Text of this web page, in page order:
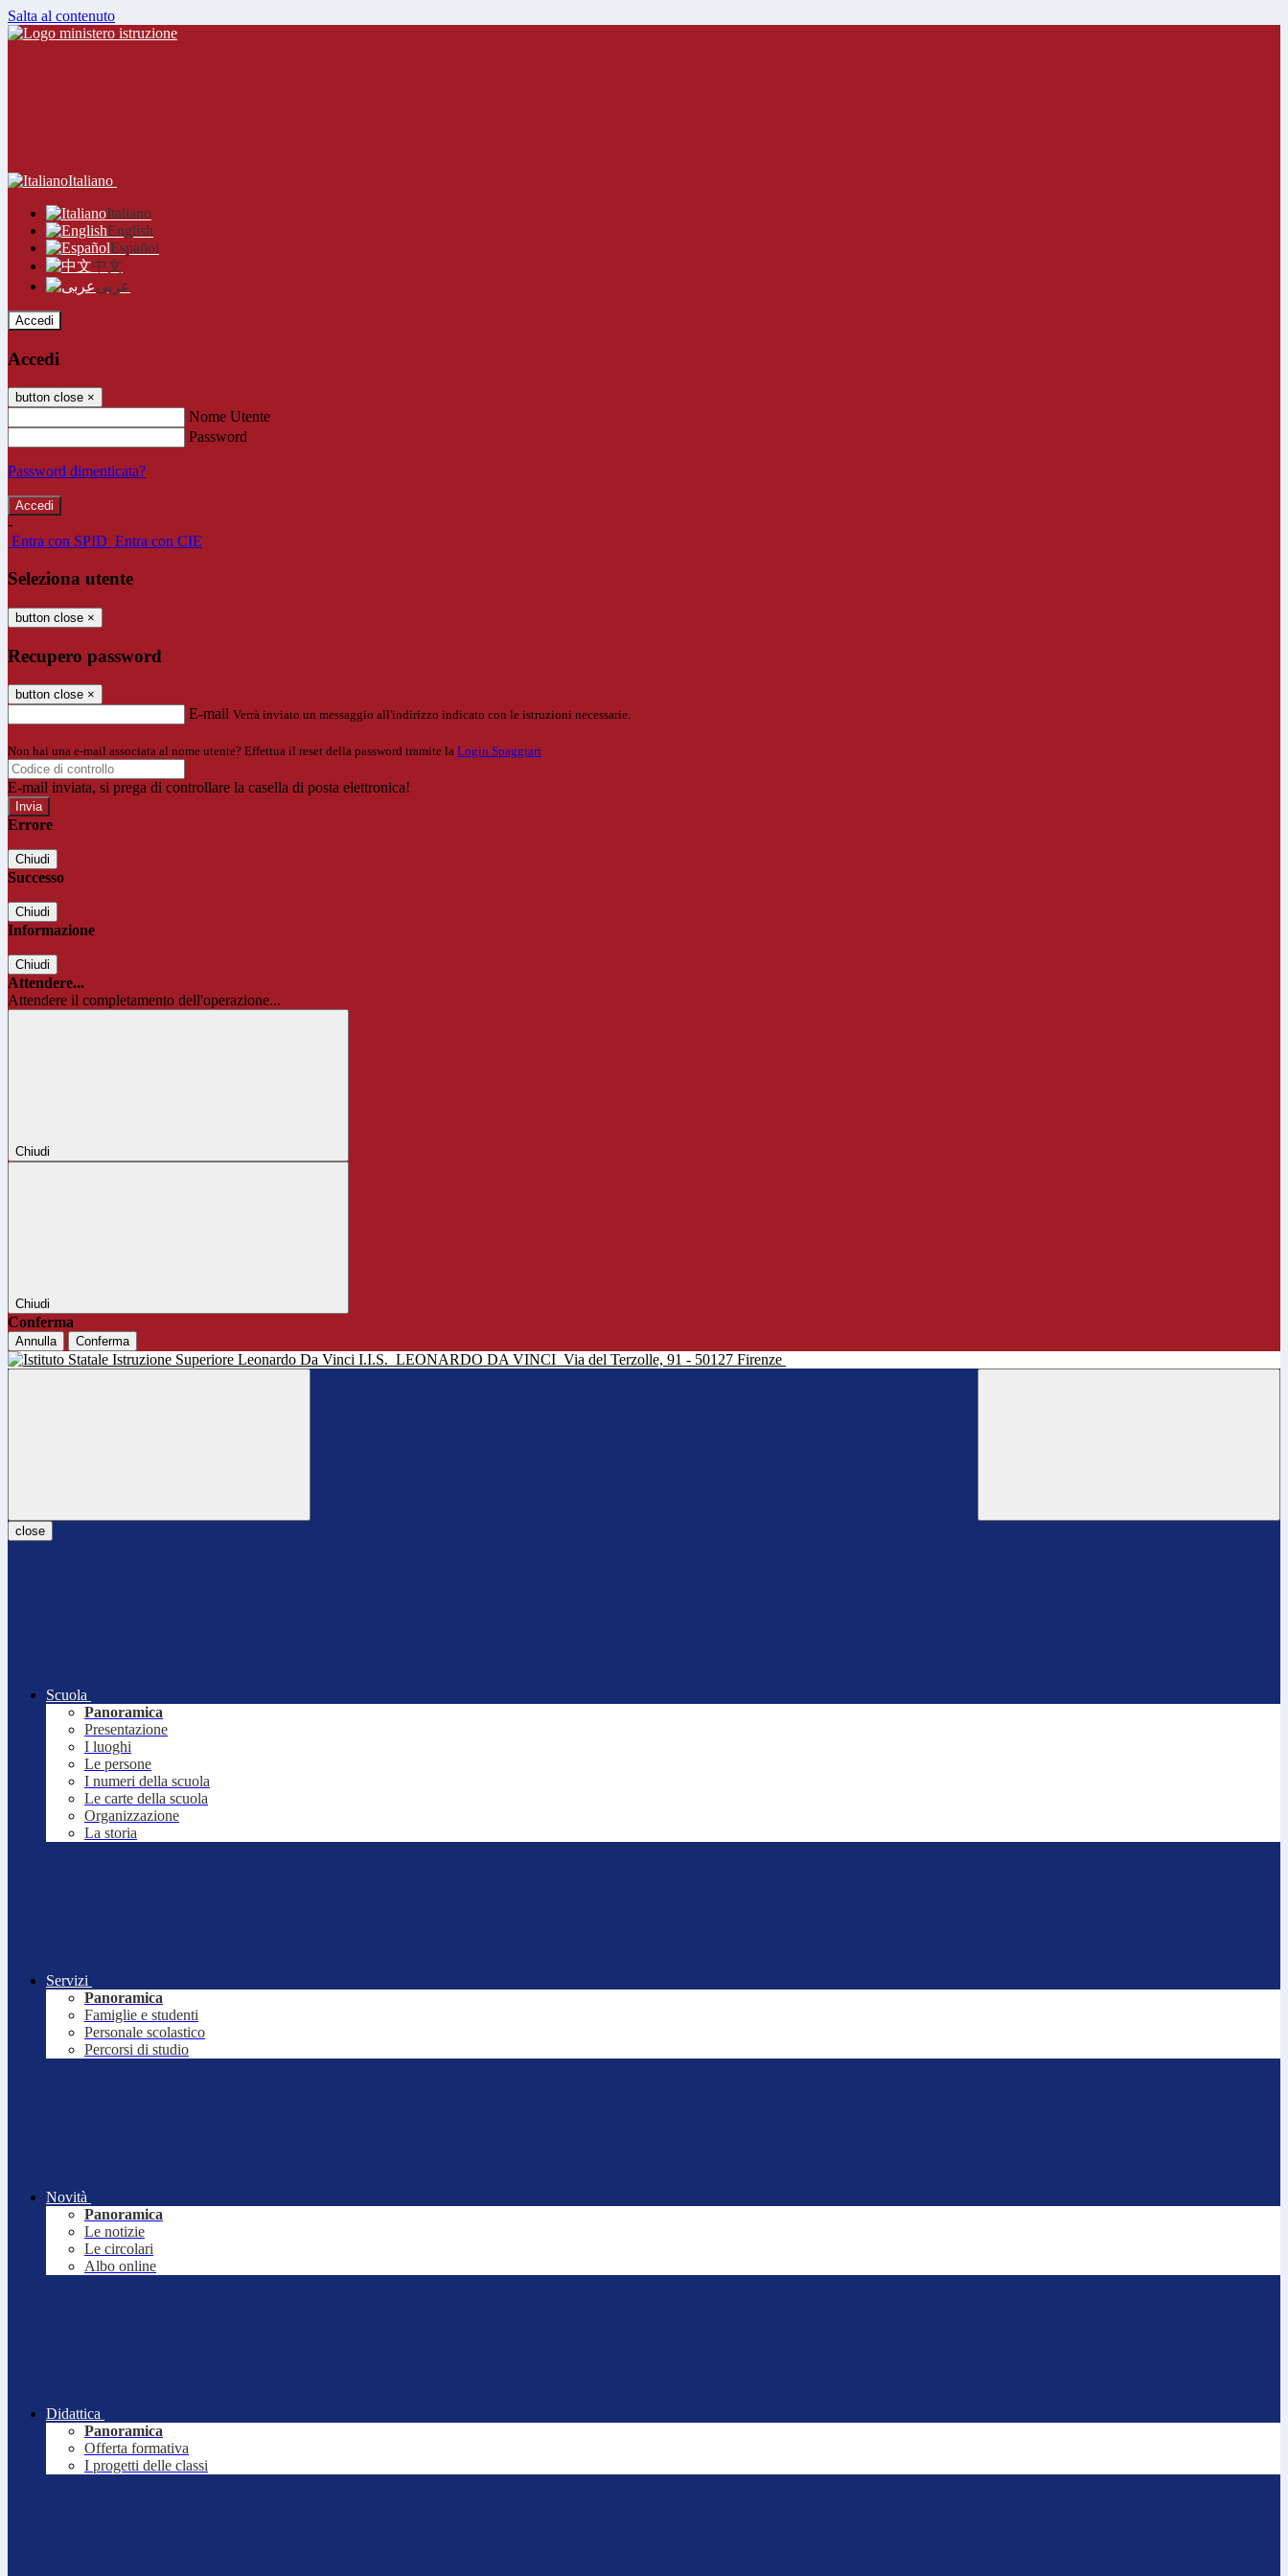
Salta al contenuto
Italiano
Italiano
English
Español
中文
عربى
Accedi
Accedi
button close ×
Nome Utente
Password
Password dimenticata?
-
Entra con SPID Entra con CIE
Seleziona utente
button close ×
Recupero password
button close ×
E-mail Verrà inviato un messaggio all'indirizzo indicato con le istruzioni necessarie.
Non hai una e-mail associata al nome utente? Effettua il reset della password tramite la Login Spaggiari
E-mail inviata, si prega di controllare la casella di posta elettronica!
Errore
Chiudi
Successo
Chiudi
Informazione
Chiudi
Attendere...
Attendere il completamento dell'operazione...
Chiudi
Chiudi
Conferma
Annulla Conferma
I.I.S. LEONARDO DA VINCI Via del Terzolle, 91 - 50127 Firenze
close
Scuola
Panoramica
Presentazione
I luoghi
Le persone
I numeri della scuola
Le carte della scuola
Organizzazione
La storia
Servizi
Panoramica
Famiglie e studenti
Personale scolastico
Percorsi di studio
Novità
Panoramica
Le notizie
Le circolari
Albo online
Didattica
Panoramica
Offerta formativa
I progetti delle classi